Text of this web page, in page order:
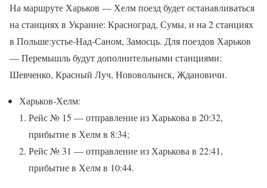
На маршруте Харьков — Хелм поезд будет останавливаться
на станциях в Украине: Красноград, Сумы, и на 2 станциях
в Польше:устье-Над-Саном, Замосць. Для поездов Харьков
— Перемышль будут дополнительными станциями:
Шевченко, Красный Луч, Нововолынск, Ждановичи.
Харьков-Хелм:
Рейс № 15 — отправление из Харькова в 20:32,
прибытие в Хелм в 8:34;
Рейс № 31 — отправление из Харькова в 22:41,
прибытие в Хелм в 10:44.